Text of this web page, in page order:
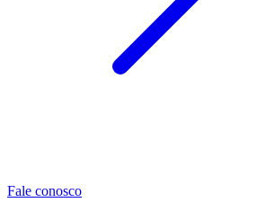
Fale conosco